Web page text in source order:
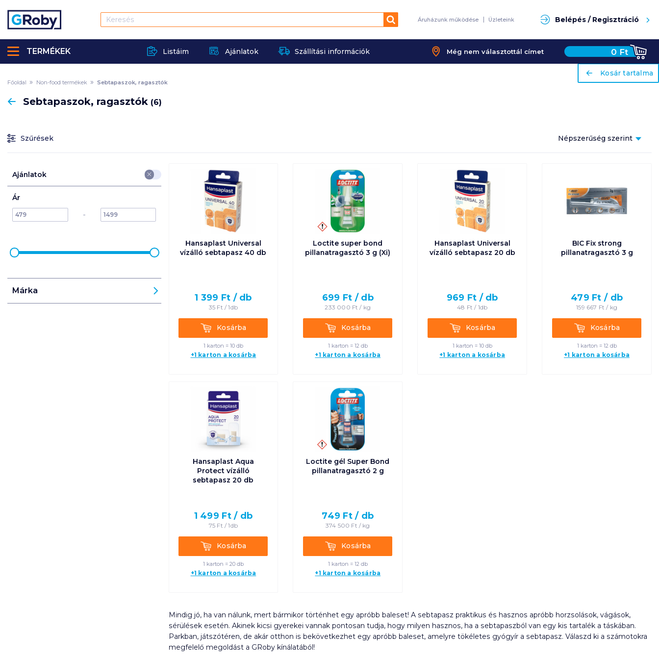
Keresés Áruházunk működése Üzleteink Belépés / Regisztráció
Listáim Ajánlatok Szállítási információk Még nem választottál címet 0 Ft
TERMÉKEK
ariaLabel
Kosár tartalma
Főoldal Non-food termékek Sebtapaszok, ragasztók
VisszaSebtapaszok, ragasztók (6)
Szűrések Népszerűség szerint
Ár szerint növekvő
Ár szerint csökkenő
növekvő
Termék neve A-Z
Termék neve Z-A
Ajánlatok
Ár
min max
- max
Márka
Hansaplast Universal
vízálló sebtapasz 40 db
1 399 Ft / db
35 Ft /1db
KosárbaKosárba
1 karton = 10 db
+1 karton a kosárba
Loctite super bond
pillanatragasztó 3 g (Xi)
699 Ft / db
233 000 Ft / kg
KosárbaKosárba
1 karton = 12 db
+1 karton a kosárba
Hansaplast Universal
vízálló sebtapasz 20 db
969 Ft / db
48 Ft / 1db
KosárbaKosárba
1 karton = 10 db
+1 karton a kosárba
BIC Fix strong
pillanatragasztó 3 g
479 Ft / db
159 667 Ft / kg
KosárbaKosárba
1 karton = 12 db
+1 karton a kosárba
Hansaplast Aqua
Protect vízálló
sebtapasz 20 db
1 499 Ft / db
75 Ft /1db
KosárbaKosárba
1 karton = 20 db
+1 karton a kosárba
Loctite gél Super Bond
pillanatragasztó 2 g
749 Ft / db
374 500 Ft / kg
KosárbaKosárba
1 karton = 12 db
+1 karton a kosárba
Mindig jó, ha van nálunk, mert bármikor történhet egy apróbb baleset! A sebtapasz praktikus és hasznos apróbb horzsolások, vágások,
sérülések esetén. Akinek kicsi gyerekei vannak pontosan tudja, hogy milyen hasznos, ha a sebtapaszból van egy kis tartalék a táskában.
Parkban, játszótéren, de akár otthon is bekövetkezhet egy apróbb baleset, amelyre tökéletes gyógyír a sebtapasz. Válaszd ki a számotokra
megfelelő megoldást a GRoby kínálatából!